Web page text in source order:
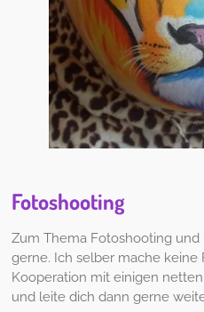
Fotoshooting
Zum Thema Fotoshooting
gerne. Ich selber mache keine
Kooperation mit einigen
und leite dich dann gerne